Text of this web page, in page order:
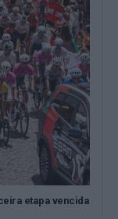
etapa vencida